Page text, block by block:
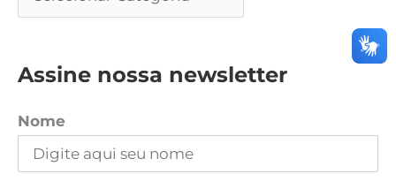
Assine nossa newsletter
Nome